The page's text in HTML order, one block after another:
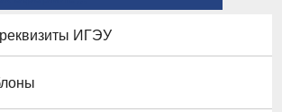
ИГЭУ